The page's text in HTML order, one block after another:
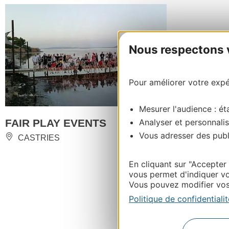
Nous respectons
Pour améliorer votre
Mesurer l'audience :
Analyser et
Vous adresser des
En cliquant sur
vous permet d'indiquer
Vous pouvez modifier
Politique de
FAIR PLAY EVENTS
CASTRIES